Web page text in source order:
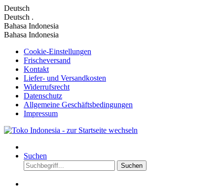
Deutsch
Deutsch .
Bahasa Indonesia
Bahasa Indonesia
Cookie-Einstellungen
Frischeversand
Kontakt
Liefer- und Versandkosten
Widerrufsrecht
Datenschutz
Allgemeine Geschäftsbedingungen
Impressum
Suchen
Suchen